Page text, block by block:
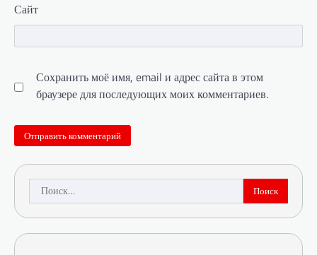
Сайт
Сохранить моё имя, email и адрес сайта в этом
браузере для последующих моих комментариев.
Найти: